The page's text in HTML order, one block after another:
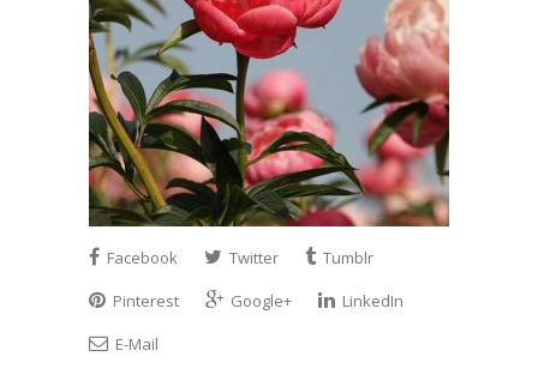
Facebook Twitter
Tumblr
Pinterest
Google+
LinkedIn
E-Mail